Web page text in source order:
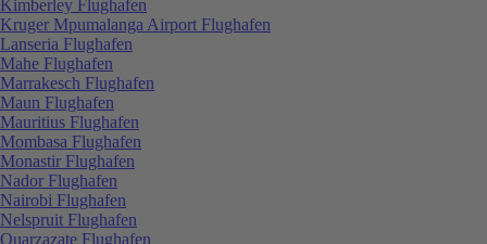
Kimberley Flughafen
Kruger Mpumalanga Airport Flughafen
Lanseria Flughafen
Mahe Flughafen
Marrakesch Flughafen
Maun Flughafen
Mauritius Flughafen
Mombasa Flughafen
Monastir Flughafen
Nador Flughafen
Nairobi Flughafen
Nelspruit Flughafen
Ouarzazate Flughafen